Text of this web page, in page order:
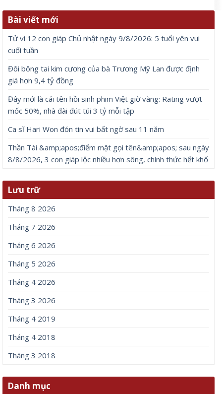
Bài viết mới
Tử vi 12 con giáp Chủ nhật ngày 9/8/2026: 5 tuổi yên vui
cuối tuần
Đôi bông tai kim cương của bà Trương Mỹ Lan được định
giá hơn 9,4 tỷ đồng
Đây mới là cái tên hồi sinh phim Việt giờ vàng: Rating vượt
mốc 50%, nhà đài đút túi 3 tỷ mỗi tập
Ca sĩ Hari Won đón tin vui bất ngờ sau 11 năm
Thần Tài &amp;apos;điểm mặt gọi tên&amp;apos; sau ngày
8/8/2026, 3 con giáp lộc nhiều hơn sông, chính thức hết khổ
Lưu trữ
Tháng 8 2026
Tháng 7 2026
Tháng 6 2026
Tháng 5 2026
Tháng 4 2026
Tháng 3 2026
Tháng 4 2019
Tháng 4 2018
Tháng 3 2018
Danh mục